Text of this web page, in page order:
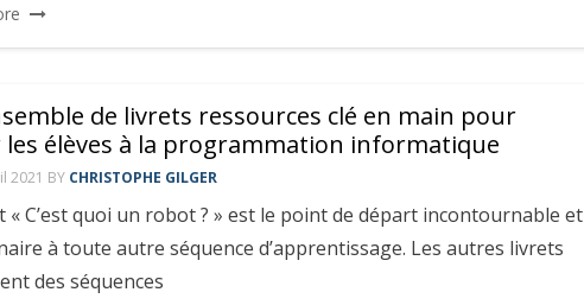
de livrets ressources clé en main pour
élèves à la programmation informatique
2021 BY CHRISTOPHE GILGER
« C’est quoi un robot ? » est le point de départ incontournable et
à toute autre séquence d’apprentissage. Les autres livrets
des séquences